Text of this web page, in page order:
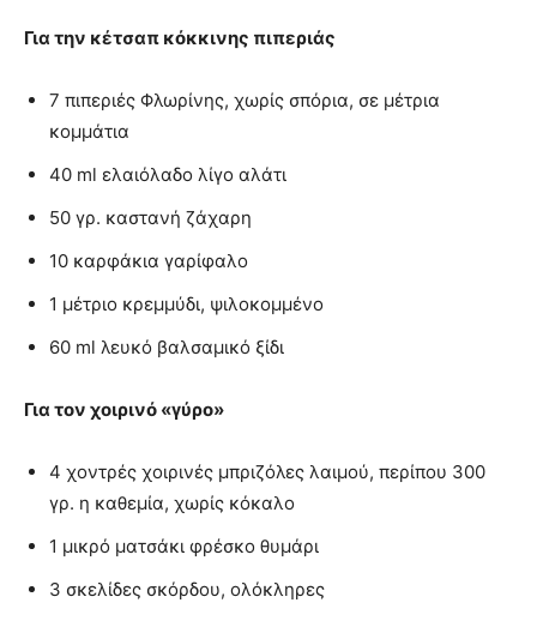
Για την κέτσαπ κόκκινης πιπεριάς
7 πιπεριές Φλωρίνης, χωρίς σπόρια, σε μέτρια
κομμάτια
40 ml ελαιόλαδο λίγο αλάτι
50 γρ. καστανή ζάχαρη
10 καρφάκια γαρίφαλο
1 μέτριο κρεμμύδι, ψιλοκομμένο
60 ml λευκό βαλσαμικό ξίδι
Για τον χοιρινό «γύρο»
4 χοντρές χοιρινές μπριζόλες λαιμού, περίπου 300
γρ. η καθεμία, χωρίς κόκαλο
1 μικρό ματσάκι φρέσκο θυμάρι
3 σκελίδες σκόρδου, ολόκληρες